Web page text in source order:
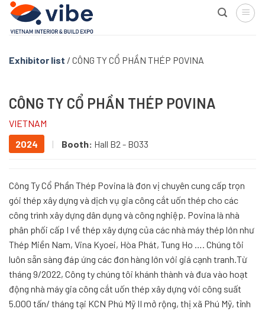
Skip
content
Exhibitor list / CÔNG TY CỔ PHẦN THÉP POVINA
CÔNG TY CỔ PHẦN THÉP POVINA
VIETNAM
2024
| Booth: Hall B2 - BO33
Công Ty Cổ Phần Thép Povina là đơn vị chuyên cung cấp trọn
gói thép xây dựng và dịch vụ gia công cắt uốn thép cho các
công trình xây dựng dân dụng và công nghiệp. Povina là nhà
phân phối cấp I về thép xây dựng của các nhà máy thép lớn như
Thép Miền Nam, Vina Kyoei, Hòa Phát, Tung Ho …. Chúng tôi
luôn sẵn sàng đáp ứng các đơn hàng lớn với giá cạnh tranh.Từ
tháng 9/2022, Công ty chúng tôi khánh thành và đưa vào hoạt
động nhà máy gia công cắt uốn thép xây dựng với công suất
5.000 tấn/ tháng tại KCN Phú Mỹ II mở rộng, thị xã Phú Mỹ, tỉnh